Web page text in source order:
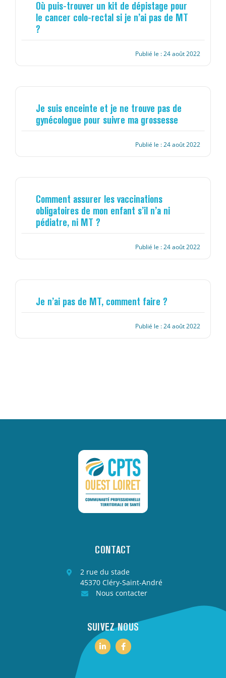
Où puis-trouver un kit de dépistage pour
le cancer colo-rectal si je n’ai pas de MT
?
Publié le : 24 août 2022
Je suis enceinte et je ne trouve pas de
gynécologue pour suivre ma grossesse
Publié le : 24 août 2022
Comment assurer les vaccinations
obligatoires de mon enfant s’il n’a ni
pédiatre, ni MT ?
Publié le : 24 août 2022
Je n’ai pas de MT, comment faire ?
Publié le : 24 août 2022
CONTACT
2 rue du stade
45370 Cléry-Saint-André
Nous contacter
SUIVEZ NOUS